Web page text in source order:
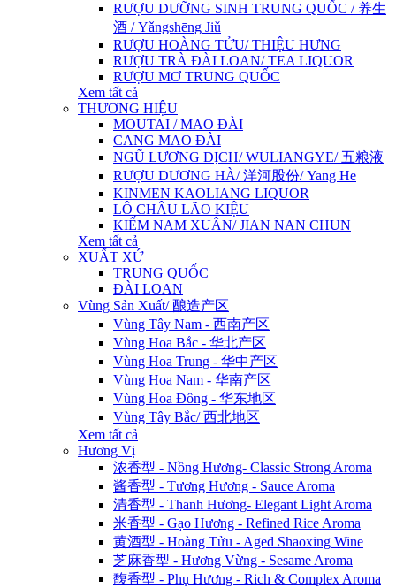
RƯỢU DƯỠNG SINH TRUNG QUỐC / 养生
酒 / Yǎngshēng Jiǔ
RƯỢU HOÀNG TỬU/ THIỆU HƯNG
RƯỢU TRÀ ĐÀI LOAN/ TEA LIQUOR
RƯỢU MƠ TRUNG QUỐC
Xem tất cả
THƯƠNG HIỆU
MOUTAI / MAO ĐÀI
CANG MAO ĐÀI
NGŨ LƯƠNG DỊCH/ WULIANGYE/ 五粮液
RƯỢU DƯƠNG HÀ/ 洋河股份/ Yang He
KINMEN KAOLIANG LIQUOR
LÔ CHÂU LÃO KIỆU
KIẾM NAM XUÂN/ JIAN NAN CHUN
Xem tất cả
XUẤT XỨ
TRUNG QUỐC
ĐÀI LOAN
Vùng Sản Xuất/ 酿造产区
Vùng Tây Nam - 西南产区
Vùng Hoa Bắc - 华北产区
Vùng Hoa Trung - 华中产区
Vùng Hoa Nam - 华南产区
Vùng Hoa Đông - 华东地区
Vùng Tây Bắc/ 西北地区
Xem tất cả
Hương Vị
浓香型 - Nồng Hương- Classic Strong Aroma
酱香型 - Tương Hương - Sauce Aroma
清香型 - Thanh Hương- Elegant Light Aroma
米香型 - Gạo Hương - Refined Rice Aroma
黄酒型 - Hoàng Tửu - Aged Shaoxing Wine
芝麻香型 - Hương Vừng - Sesame Aroma
馥香型 - Phụ Hương - Rich & Complex Aroma